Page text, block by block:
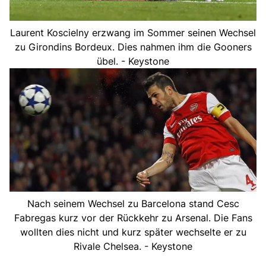
Laurent Koscielny erzwang im Sommer seinen Wechsel
zu Girondins Bordeux. Dies nahmen ihm die Gooners
übel. - Keystone
Nach seinem Wechsel zu Barcelona stand Cesc
Fabregas kurz vor der Rückkehr zu Arsenal. Die Fans
wollten dies nicht und kurz später wechselte er zu
Rivale Chelsea. - Keystone